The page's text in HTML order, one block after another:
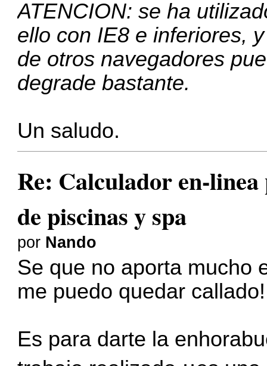
ATENCION: se ha
ello con IE8 e inferiores,
de otros navegadores
degrade bastante.
Un saludo.
Re: Calculador en-
de piscinas y spa
por Nando
Se que no aporta mucho
me puedo quedar callado!
Es para darte la